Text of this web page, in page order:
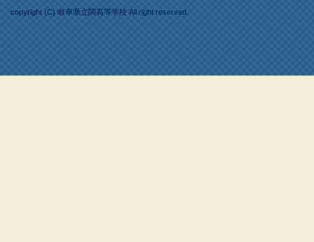
copyright (C) 岐阜県立関高等学校 All right reserved.